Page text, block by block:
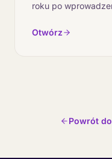
roku po
Otwórz
Powrót